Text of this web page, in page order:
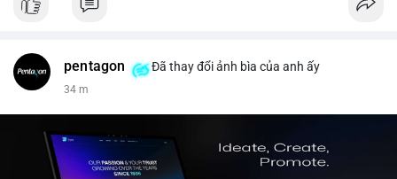
pentagon Đã thay đổi ảnh bìa của anh ấy
34 m